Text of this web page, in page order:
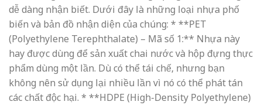
dễ dàng nhận biết. Dưới đây là những loại nhựa phố
biến và bản đồ nhận diện của chúng: * **PET
(Polyethylene Terephthalate) – Mã số 1:** Nhựa này
hay được dùng để sản xuất chai nước và hộp đựng thực
phẩm dùng một lần. Dù có thể tái chế, nhưng bạn
không nên sử dụng lại nhiều lần vì nó có thể phát tán
các chất độc hại. * **HDPE (High-Density Polyethylene)